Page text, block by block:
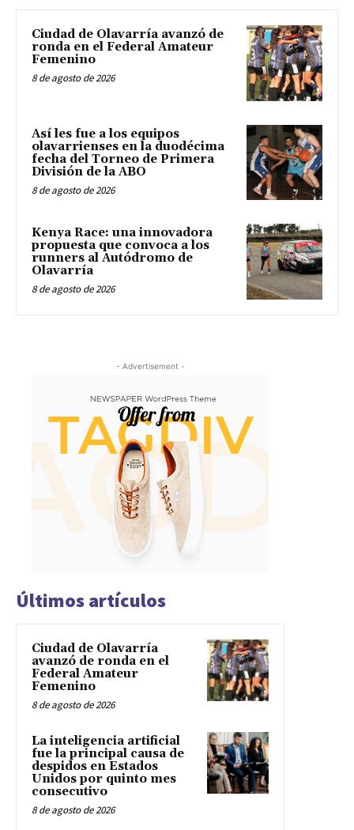
Ciudad de Olavarría avanzó de
ronda en el Federal Amateur
Femenino
8 de agosto de 2026
Así les fue a los equipos
olavarrienses en la duodécima
fecha del Torneo de Primera
División de la ABO
8 de agosto de 2026
Kenya Race: una innovadora
propuesta que convoca a los
runners al Autódromo de
Olavarría
8 de agosto de 2026
- Advertisement -
Últimos artículos
Ciudad de Olavarría
avanzó de ronda en el
Federal Amateur
Femenino
8 de agosto de 2026
La inteligencia artificial
fue la principal causa de
despidos en Estados
Unidos por quinto mes
consecutivo
8 de agosto de 2026